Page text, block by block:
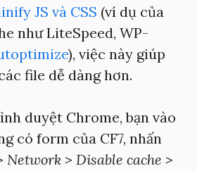
JS và CSS (ví dụ của
như LiteSpeed, WP-
), việc này giúp
file dễ dàng hơn.
duyệt Chrome, bạn vào
có form của CF7, nhấn
> Disable cache >